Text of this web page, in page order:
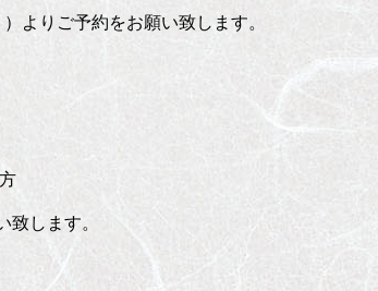
りご予約をお願い致します。
致します。